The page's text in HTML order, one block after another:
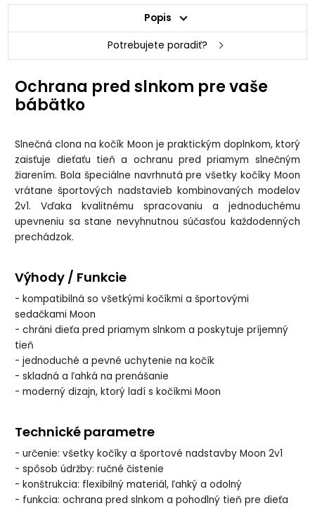
Popis
Potrebujete poradiť?
Ochrana pred slnkom pre vaše
bábätko
Slnečná clona na kočík Moon je praktickým doplnkom, ktorý
zaisťuje dieťaťu tieň a ochranu pred priamym slnečným
žiarením. Bola špeciálne navrhnutá pre všetky kočíky Moon
vrátane športových nadstavieb kombinovaných modelov
2v1. Vďaka kvalitnému spracovaniu a jednoduchému
upevneniu sa stane nevyhnutnou súčasťou každodenných
prechádzok.
Výhody / Funkcie
- kompatibilná so všetkými kočíkmi a športovými
sedačkami Moon
- chráni dieťa pred priamym slnkom a poskytuje príjemný
tieň
- jednoduché a pevné uchytenie na kočík
- skladná a ľahká na prenášanie
- moderný dizajn, ktorý ladí s kočíkmi Moon
Technické parametre
- určenie: všetky kočíky a športové nadstavby Moon 2v1
- spôsob údržby: ručné čistenie
- konštrukcia: flexibilný materiál, ľahký a odolný
- funkcia: ochrana pred slnkom a pohodlný tieň pre dieťa